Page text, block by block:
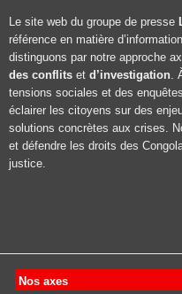
Le site web du groupe de presse
référence en matière
distinguons par notre approche
des conflits et d’investigation.
tensions sociales et des
éclairer les citoyens sur des
solutions concrètes aux crises.
et défendre les droits des
justice.
Nos axes